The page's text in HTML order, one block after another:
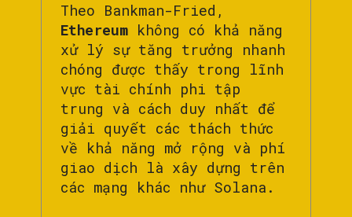
Theo Bankman-Fried,
Ethereum không có khả năng
xử lý sự tăng trưởng nhanh
chóng được thấy trong lĩnh
vực tài chính phi tập
trung và cách duy nhất để
giải quyết các thách thức
về khả năng mở rộng và phí
giao dịch là xây dựng trên
các mạng khác như Solana.